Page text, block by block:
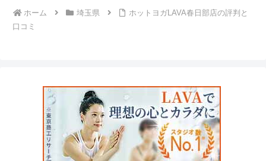
ホーム 埼玉県
ホットヨガLAVA春日部店の評判と
口コミ